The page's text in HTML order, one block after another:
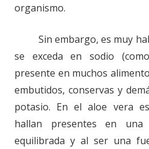
organismo.
Sin embargo, es muy
se exceda en sodio
presente en muchos
embutidos, conservas y
potasio. En el aloe vera
hallan presentes en una
equilibrada y al ser una